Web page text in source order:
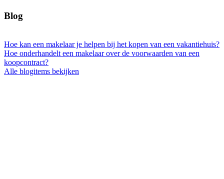
Blog
Hoe kan een makelaar je helpen bij het kopen van een vakantiehuis?
Hoe onderhandelt een makelaar over de voorwaarden van een
koopcontract?
Alle blogitems bekijken